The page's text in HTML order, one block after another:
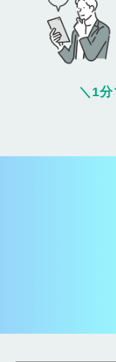
＼ 1分